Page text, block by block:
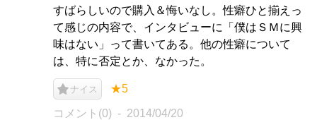
すばらしいので購入＆悔いなし。性癖ひと揃えっ
て感じの内容で、インタビューに「僕はＳＭに興
味はない」って書いてある。他の性癖について
は、特に否定とか、なかった。
ナイス ★5
コメント(0) 2014/04/20